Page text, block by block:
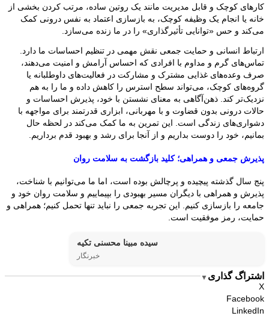
کارهای کوچک و قابل مدیریت مانند یک روتین ساده، مرتب کردن بخشی از
خانه یا انجام یک وظیفه کوچک، به بازسازی اعتماد به نفس درونی کمک
می‌کند و حس «توانایی تأثیرگذاری» را در ما زنده می‌سازد.
ارتباط انسانی و حمایت جمعی نقش مهمی در تنظیم احساسات ما دارد.
تماس‌های گرم و مداوم با افرادی که احساس آرامش و امنیت می‌دهند،
صرف وعده‌های غذایی مشترک و مشارکت در فعالیت‌های داوطلبانه یا
گروه‌های کوچک، می‌تواند سطح استرس را کاهش داده و ما را به هم
نزدیک‌تر کند. ذهن‌آگاهی به معنای نشستن با خود، پذیرش احساسات و
حالات درونی بدون قضاوت و با مهربانی، ابزاری قدرتمند برای مواجهه با
دشواری‌های زندگی است. این تمرین به ما کمک می‌کند در لحظه حال
بمانیم، خود را دوست بداریم و از آنجا برای رشد و بهبود قدم برداریم.
پذیرش جمعی و همراهی؛ کلید بازگشت به سلامت روان
پنج سال گذشته پیچیده و پرچالش بوده است، اما ما می‌توانیم با شناخت،
پذیرش و همراهی با دیگران مسیر بهبودی را بپیماییم و سلامت روان خود و
جامعه را بازسازی کنیم. این تجربه جمعی را نباید تنها تحمل کنیم؛ همراهی و
حمایت، رمز موفقیت است.
سیده مبینا محسنی تکیه
خبرنگار
اشتراگ گذاری ▼
X
Facebook
LinkedIn